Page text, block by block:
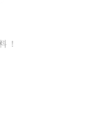
！